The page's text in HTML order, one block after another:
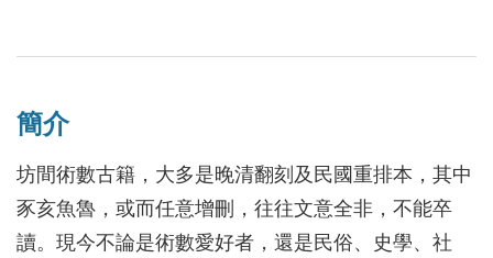
簡介
坊間術數古籍，大多是晚清翻刻及民國重排本，其中
豕亥魚魯，或而任意增刪，往往文意全非，不能卒
讀。現今不論是術數愛好者，還是民俗、史學、社